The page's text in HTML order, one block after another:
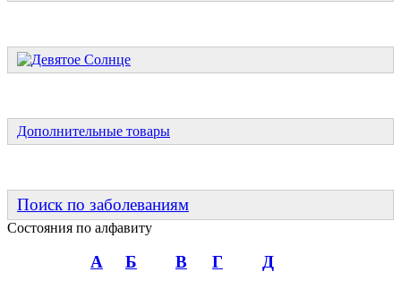
Дополнительные товары
Поиск по заболеваниям
Состояния по алфавиту
А Б В Г Д